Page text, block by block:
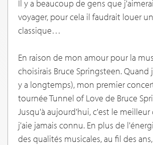
Il y a beaucoup de gens que
voyager, pour cela il faudrait louer
classique…
En raison de mon amour pour la
choisirais Bruce Springsteen. Quand
y a longtemps), mon premier
tournée Tunnel of Love de Bruce
Jusqu'à aujourd'hui, c'est le
j'aie jamais connu. En plus de
des qualités musicales, au fil des